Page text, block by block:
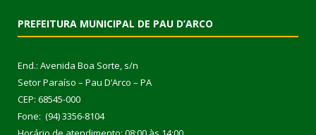
PREFEITURA MUNICIPAL DE PAU D’ARCO
End.: Avenida Boa Sorte, s/n
Setor Paraíso – Pau D’Arco – PA
CEP: 68545-000
Fone: (94) 3356-8104